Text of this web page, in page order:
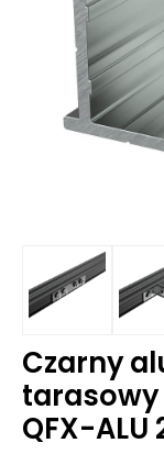
Czarny
tarasowy
QFX-ALU